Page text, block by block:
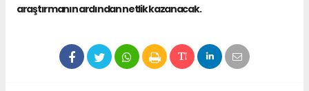
araştırmanın ardından netlik kazanacak.